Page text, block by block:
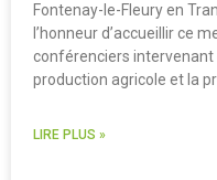
Fontenay-le-Fleury en
l’honneur d’accueillir ce
conférenciers intervenant
production agricole et la
LIRE PLUS »